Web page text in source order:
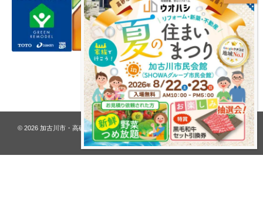
プライバシーポリシー
© 2026 加古川市・高砂市 夢リフォーム ウオハシ – 創業128年の老舗. All rights
reserved.